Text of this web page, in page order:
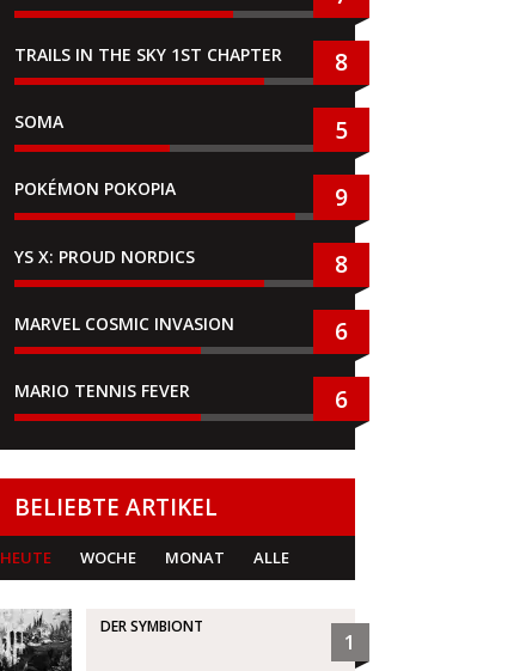
TRAILS IN THE SKY 1ST CHAPTER 8
SOMA 5
POKÉMON POKOPIA 9
YS X: PROUD NORDICS 8
MARVEL COSMIC INVASION 6
MARIO TENNIS FEVER 6
BELIEBTE ARTIKEL
HEUTE WOCHE MONAT ALLE
DER SYMBIONT
1